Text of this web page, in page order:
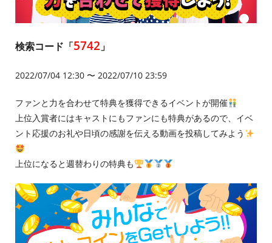
検索コード「5742」
2022/07/04 12:30 〜 2022/07/10 23:59
ファンと力を合わせて特典を獲得できるイベントが開催
上位入賞者にはキャストにもファンにも特典があるので、イベ
ント応援のお礼や日頃の感謝を伝える動画を投稿してみよう
上位になると週替わりの特典も